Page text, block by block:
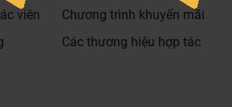
viên
Chương trình khuyến mãi
Các thương hiệu hợp tác